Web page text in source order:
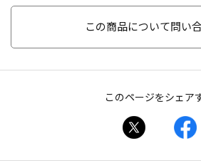
この商品について問い
このページをシェア